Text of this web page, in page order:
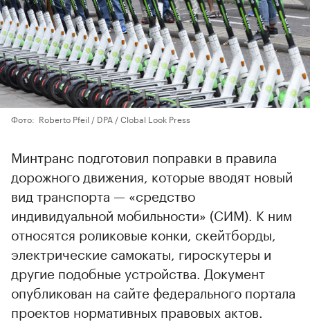
Фото: Roberto Pfeil / DPA / Clobal Look Press
Минтранс подготовил поправки в правила
дорожного движения, которые вводят новый
вид транспорта — «средство
индивидуальной мобильности» (СИМ). К ним
относятся роликовые конки, скейтборды,
электрические самокаты, гироскутеры и
другие подобные устройства. Документ
опубликован на сайте федерального портала
проектов нормативных правовых актов.